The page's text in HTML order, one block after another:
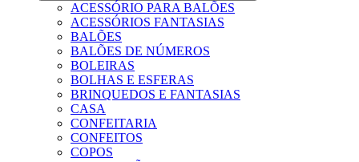
ACESSÓRIO PARA BALÕES
ACESSÓRIOS FANTASIAS
BALÕES
BALÕES DE NÚMEROS
BOLEIRAS
BOLHAS E ESFERAS
BRINQUEDOS E FANTASIAS
CASA
CONFEITARIA
CONFEITOS
COPOS